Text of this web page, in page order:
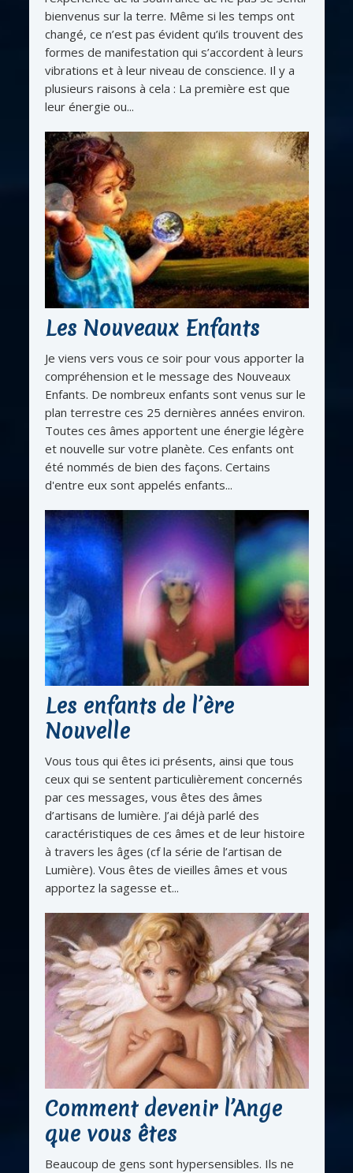
bienvenus sur la terre. Même si les temps ont
changé, ce n’est pas évident qu’ils trouvent des
formes de manifestation qui s’accordent à leurs
vibrations et à leur niveau de conscience. Il y a
plusieurs raisons à cela : La première est que
leur énergie ou...
Les Nouveaux Enfants
Je viens vers vous ce soir pour vous apporter la
compréhension et le message des Nouveaux
Enfants. De nombreux enfants sont venus sur le
plan terrestre ces 25 dernières années environ.
Toutes ces âmes apportent une énergie légère
et nouvelle sur votre planète. Ces enfants ont
été nommés de bien des façons. Certains
d'entre eux sont appelés enfants...
Les enfants de l’ère
Nouvelle
Vous tous qui êtes ici présents, ainsi que tous
ceux qui se sentent particulièrement concernés
par ces messages, vous êtes des âmes
d’artisans de lumière. J’ai déjà parlé des
caractéristiques de ces âmes et de leur histoire
à travers les âges (cf la série de l’artisan de
Lumière). Vous êtes de vieilles âmes et vous
apportez la sagesse et...
Comment devenir l’Ange
que vous êtes
Beaucoup de gens sont hypersensibles. Ils ne